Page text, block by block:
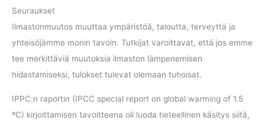
Seuraukset
Ilmastonmuutos muuttaa ympäristöä, taloutta, terveyttä ja
yhteisöjämme monin tavoin. Tutkijat varoittavat, että jos emme
tee merkittäviä muutoksia ilmaston lämpenemisen
hidastamiseksi, tulokset tulevat olemaan tuhoisat.
IPPC:n raportin (IPCC special report on global warming of 1.5
ºC) kirjoittamisen tavoitteena oli luoda tieteellinen käsitys siitä,